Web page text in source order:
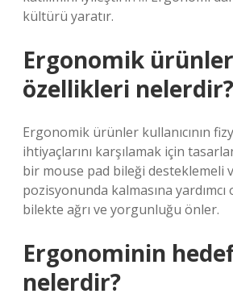
kültürü yaratır.
Ergonomik
özellikleri nelerdir?
Ergonomik ürünler kullanıcının
ihtiyaçlarını karşılamak için
bir mouse pad bileği desteklemeli
pozisyonunda kalmasına yardımcı
bilekte ağrı ve yorgunluğu önler.
Ergonominin
nelerdir?